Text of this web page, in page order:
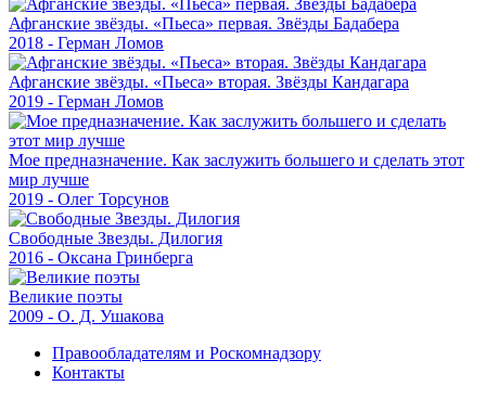
Афганские звёзды. «Пьеса» первая. Звёзды Бадабера
2018 - Герман Ломов
Афганские звёзды. «Пьеса» вторая. Звёзды Кандагара
2019 - Герман Ломов
Мое предназначение. Как заслужить большего и сделать этот
мир лучше
2019 - Олег Торсунов
Свободные Звезды. Дилогия
2016 - Оксана Гринберга
Великие поэты
2009 - О. Д. Ушакова
Правообладателям и Роскомнадзору
Контакты